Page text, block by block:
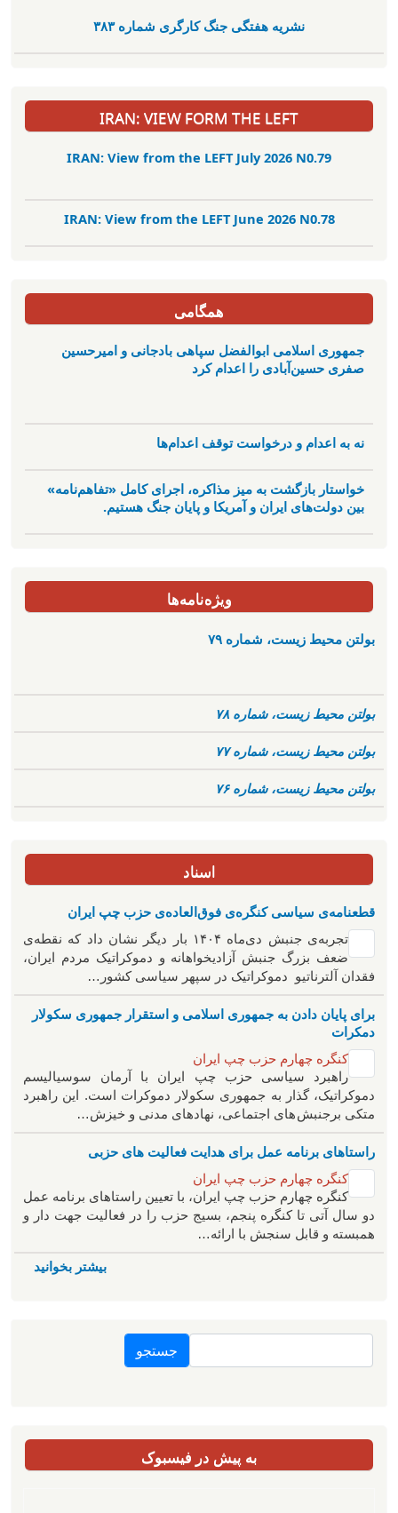
نشریە هفتگی جنگ کارگری شمارە ٣٨٣
IRAN: VIEW FORM THE LEFT
IRAN: View from the LEFT July 2026 N0.79
IRAN: View from the LEFT June 2026 N0.78
همگامی
جمهوری اسلامی ابوالفضل سپاهی بادجانی و امیرحسین
صفری حسین‌آبادی را اعدام کرد
نه به اعدام و درخواست توقف اعدام‌ها
خواستار بازگشت به میز مذاکره، اجرای کامل «تفاهم‌نامه»
بین دولت‌های ایران و آمریکا و پایان جنگ هستیم.
ویژه‌نامه‌ها
بولتن محیط زیست، شماره ۷۹
بولتن محیط زیست، شماره ۷۸
بولتن محیط زیست، شماره ۷۷
بولتن محیط زیست، شماره ۷۶
اسناد
قطعنامه‌ی سیاسی کنگره‌ی فوق‌العاده‌ی حزب چپ ایران
تجربه‌ی جنبش دی‌ماه ۱۴۰۴ بار دیگر نشان داد که نقطه‌ی
ضعف بزرگ جنبش آزادیخواهانه و دموکراتیک مردم ایران،
فقدان آلترناتیو دموکراتیک در سپهر سیاسی کشور…
برای پایان دادن به جمهوری اسلامی و استقرار جمهوری سکولار
دمکرات
کنگره چهارم حزب چپ ایران
راهبرد سياسی حزب چپ ایران با آرمان سوسیالیسم
دموکراتیک، گذار به جمهوری سکولار دموکرات است. این راهبرد
متکی برجنبش های اجتماعی، نهادهای مدنی و خیزش‌…
راستاهای برنامه عمل برای هدایت فعالیت های حزبی
کنگره چهارم حزب چپ ایران
کنگره چهارم حزب چپ ایران، با تعیین راستاهای برنامه عمل
دو سال آتی تا کنگره پنجم، بسیج حزب را در فعالیت جهت دار و
همبسته و قابل سنجش با ارائه…
بیشتر بخوانید
جستجو
به پیش در فیسبوک